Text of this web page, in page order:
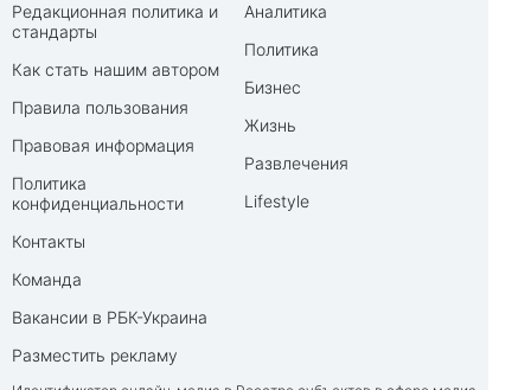
Редакционная политика и
стандарты
Как стать нашим автором
Правила пользования
Правовая информация
Политика
конфиденциальности
Контакты
Команда
Вакансии в РБК-Украина
Разместить рекламу
Аналитика
Политика
Бизнес
Жизнь
Развлечения
Lifestyle